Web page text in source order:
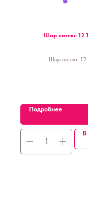
Шар латекс 12
Шар латекс 12
Подробнее
В